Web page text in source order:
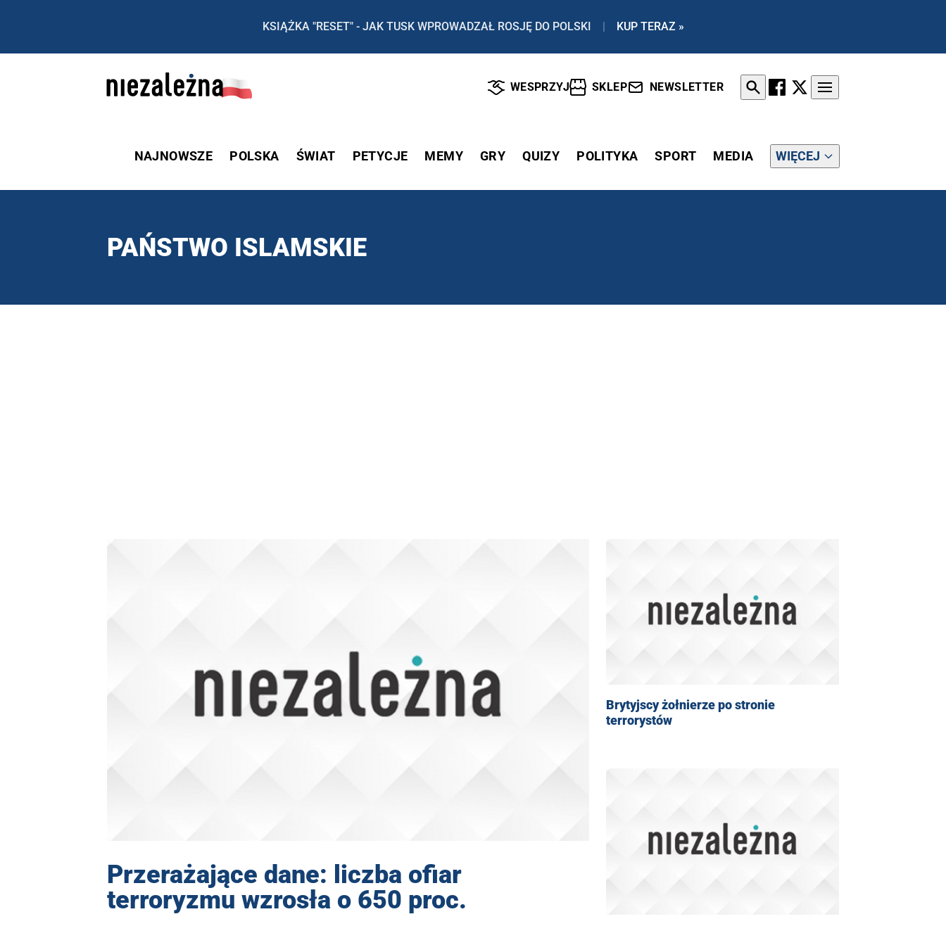
KSIĄŻKA "RESET" - JAK TUSK WPROWADZAŁ ROSJĘ DO POLSKI | KUP TERAZ »
WESPRZYJ SKLEP NEWSLETTER
NAJNOWSZE POLSKA ŚWIAT PETYCJE MEMY GRY QUIZY POLITYKA SPORT MEDIA WIĘCEJ
PAŃSTWO ISLAMSKIE
Przerażające dane: liczba ofiar
terroryzmu wzrosła o 650 proc.
Brytyjscy żołnierze po stronie
terrorystów